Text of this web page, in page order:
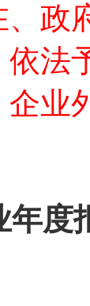
、政
依法
企业
年度